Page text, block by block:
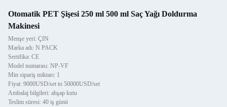
Otomatik PET Şişesi 250 ml 500 ml Saç Yağı Doldurma
Makinesi
Menşe yeri: ÇIN
Marka adı: N PACK
Sertifika: CE
Model numarası: NP-VF
Min sipariş miktarı: 1
Fiyat: 9000USD/set to 50000USD/set
Ambalaj bilgileri: ahşap kutu
Teslim süresi: 40 iş günü